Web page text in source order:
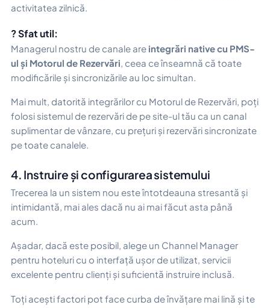
activitatea zilnică.
? Sfat util:
Managerul nostru de canale are integrări native cu PMS-
ul și Motorul de Rezervări , ceea ce înseamnă că toate
modificările și sincronizările au loc simultan.
Mai mult, datorită integrărilor cu Motorul de Rezervări, poți
folosi sistemul de rezervări de pe site-ul tău ca un canal
suplimentar de vânzare, cu prețuri și rezervări sincronizate
pe toate canalele.
4. Instruire și configurarea sistemului
Trecerea la un sistem nou este întotdeauna stresantă și
intimidantă, mai ales dacă nu ai mai făcut asta până
acum.
Așadar, dacă este posibil, alege un Channel Manager
pentru hoteluri cu o interfață ușor de utilizat, servicii
excelente pentru clienți și suficientă instruire inclusă.
Toți acești factori pot face curba de învățare mai lină și te